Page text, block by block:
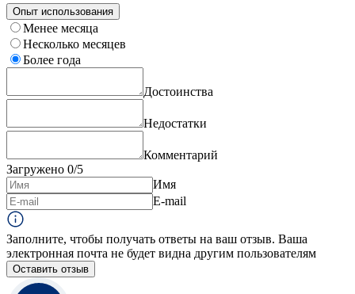
Опыт использования
Менее месяца
Несколько месяцев
Более года
Достоинства
Недостатки
Комментарий
Загружено 0/5
Имя
E-mail
Заполните, чтобы получать ответы на ваш отзыв. Ваша
электронная почта не будет видна другим пользователям
Оставить отзыв